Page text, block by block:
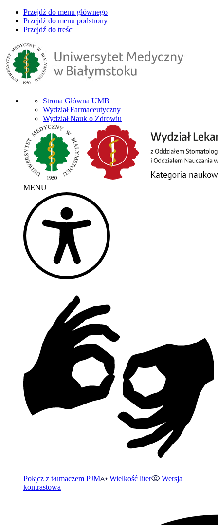
Przejdź do menu głównego
Przejdź do menu podstrony
Przejdź do treści
Strona Główna UMB
Wydział Farmaceutyczny
Wydział Nauk o Zdrowiu
MENU
Połącz z tłumaczem PJM Wielkość liter
Wersja
kontrastowa